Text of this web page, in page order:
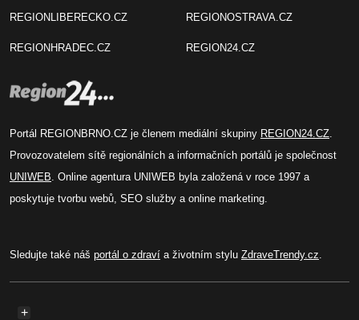
REGIONLIBERECKO.CZ
REGIONHRADEC.CZ
REGIONOSTRAVA.CZ
REGION24.CZ
Portál REGIONBRNO.CZ je členem mediální skupiny REGION24.CZ.
Provozovatelem sítě regionálních a informačních portálů je společnost
UNIWEB. Online agentura UNIWEB byla založená v roce 1997 a
poskytuje tvorbu webů, SEO služby a online marketing.
Sledujte také náš portál o zdraví a životním stylu ZdraveTrendy.cz.
+